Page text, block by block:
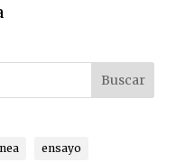
Buscar
ensayo